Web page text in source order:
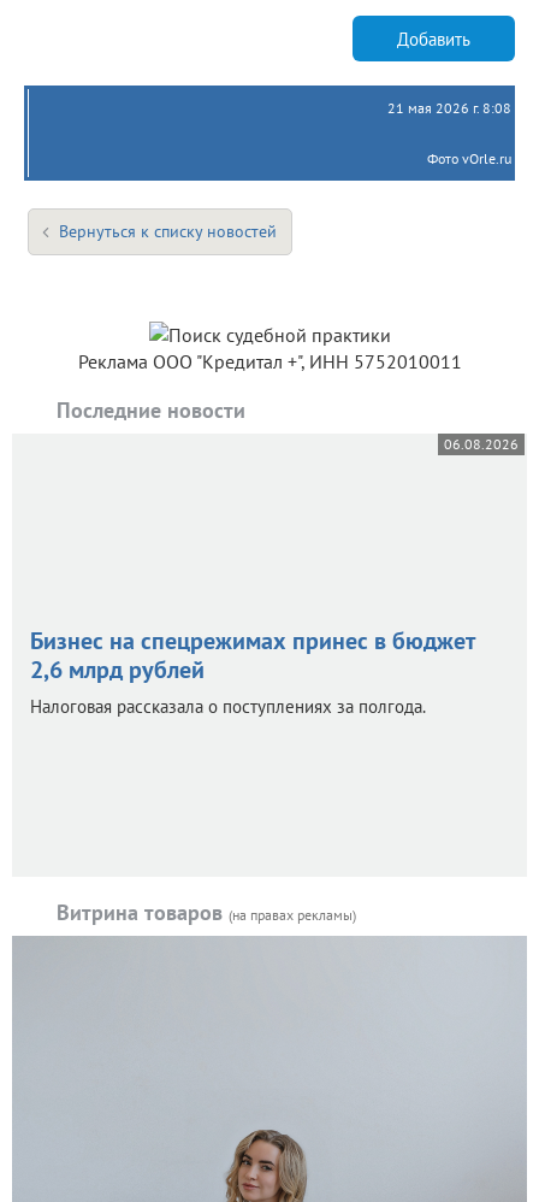
Добавить
21 мая 2026 г. 8:08
Фото vOrle.ru
Вернуться к списку новостей
Реклама ООО "Кредитал +", ИНН 5752010011
Последние новости
06.08.2026
Бизнес на спецрежимах принес в бюджет
2,6 млрд рублей
Налоговая рассказала о поступлениях за полгода.
Витрина товаров (на правах рекламы)